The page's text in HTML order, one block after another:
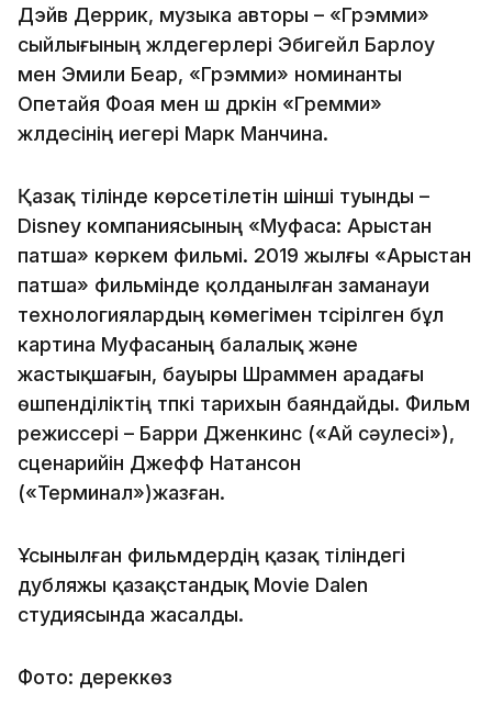
Дэйв Деррик, музыка авторы – «Грэмми»
сыйлығының жүлдегерлері Эбигейл Барлоу
мен Эмили Беар, «Грэмми» номинанты
Опетайя Фоая мен үш дүркін «Гремми»
жүлдесінің иегері Марк Манчина.
Қазақ тілінде көрсетілетін үшінші туынды –
Disney компаниясының «Муфаса: Арыстан
патша» көркем фильмі. 2019 жылғы «Арыстан
патша» фильмінде қолданылған заманауи
технологиялардың көмегімен түсірілген бұл
картина Муфасаның балалық және
жастықшағын, бауыры Шраммен арадағы
өшпенділіктің түпкі тарихын баяндайды. Фильм
режиссері – Барри Дженкинс («Ай сәулесі»),
сценарийін Джефф Натансон
(«Терминал»)жазған.
Ұсынылған фильмдердің қазақ тіліндегі
дубляжы қазақстандық Movie Dalen
студиясында жасалды.
Фото: дереккөз